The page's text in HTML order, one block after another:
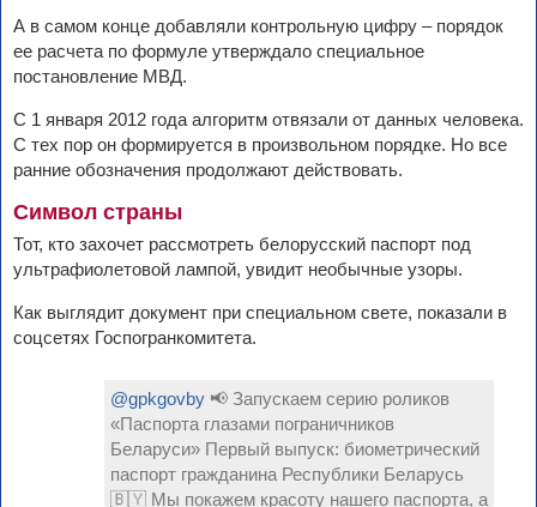
А в самом конце добавляли контрольную цифру – порядок
ее расчета по формуле утверждало специальное
постановление МВД.
С 1 января 2012 года алгоритм отвязали от данных человека.
С тех пор он формируется в произвольном порядке. Но все
ранние обозначения продолжают действовать.
Символ страны
Тот, кто захочет рассмотреть белорусский паспорт под
ультрафиолетовой лампой, увидит необычные узоры.
Как выглядит документ при специальном свете, показали в
соцсетях Госпогранкомитета.
@gpkgovby 📢 Запускаем серию роликов
«Паспорта глазами пограничников
Беларуси» Первый выпуск: биометрический
паспорт гражданина Республики Беларусь
🇧🇾 Мы покажем красоту нашего паспорта, а